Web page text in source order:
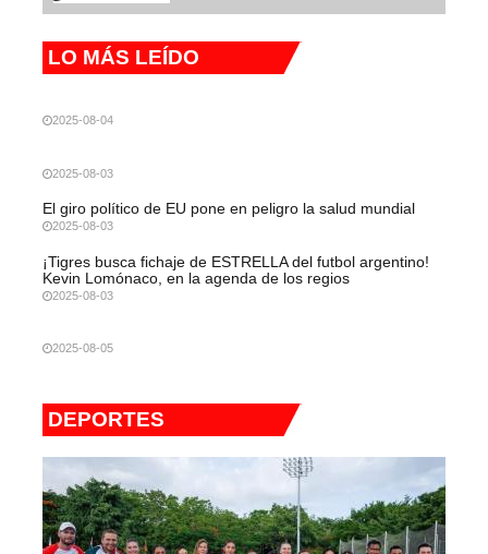
LO MÁS LEÍDO
2025-08-04
2025-08-03
El giro político de EU pone en peligro la salud mundial
2025-08-03
¡Tigres busca fichaje de ESTRELLA del futbol argentino!
Kevin Lomónaco, en la agenda de los regios
2025-08-03
2025-08-05
DEPORTES